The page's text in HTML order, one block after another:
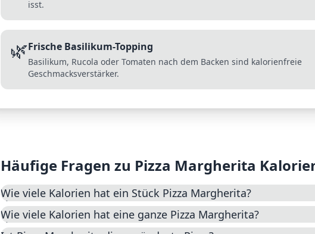
isst.
🌿Frische Basilikum-Topping
Basilikum, Rucola oder Tomaten nach dem Backen sind kalorienfreie
Geschmacksverstärker.
Häufige Fragen zu Pizza Margherita
Wie viele Kalorien hat ein Stück Pizza Margherita?
Wie viele Kalorien hat eine ganze Pizza Margherita?